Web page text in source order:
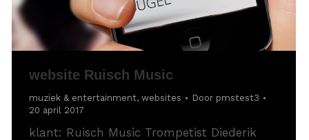
website Ruisch Music
muziek & entertainment,websites Door pmstest3
20 april 2017
klant: Ruisch Music Trompetist Diederik